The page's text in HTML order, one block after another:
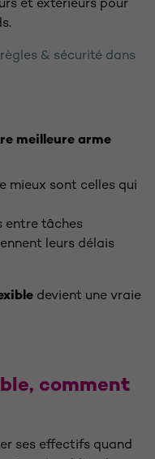
& sécurité dans
meilleure arme
mieux sont celles qui
entre tâches
leurs délais
devient une vraie
comment
ses effectifs quand